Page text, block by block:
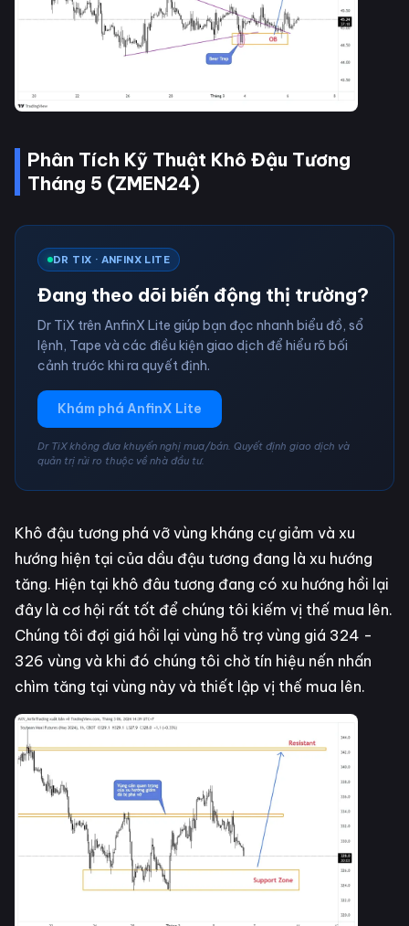
Phân Tích Kỹ Thuật Khô Đậu Tương
Tháng 5 (ZMEN24)
DR TIX · ANFINX LITE
Đang theo dõi biến động thị trường?
Dr TiX trên AnfinX Lite giúp bạn đọc nhanh biểu đồ, sổ
lệnh, Tape và các điều kiện giao dịch để hiểu rõ bối
cảnh trước khi ra quyết định.
Khám phá AnfinX Lite
Dr TiX không đưa khuyến nghị mua/bán. Quyết định giao dịch và
quản trị rủi ro thuộc về nhà đầu tư.
Khô đậu tương phá vỡ vùng kháng cự giảm và xu
hướng hiện tại của dầu đậu tương đang là xu hướng
tăng. Hiện tại khô đâu tương đang có xu hướng hồi lại
đây là cơ hội rất tốt để chúng tôi kiếm vị thế mua lên.
Chúng tôi đợi giá hồi lại vùng hỗ trợ vùng giá 324 -
326 vùng và khi đó chúng tôi chờ tín hiệu nến nhấn
chìm tăng tại vùng này và thiết lập vị thế mua lên.